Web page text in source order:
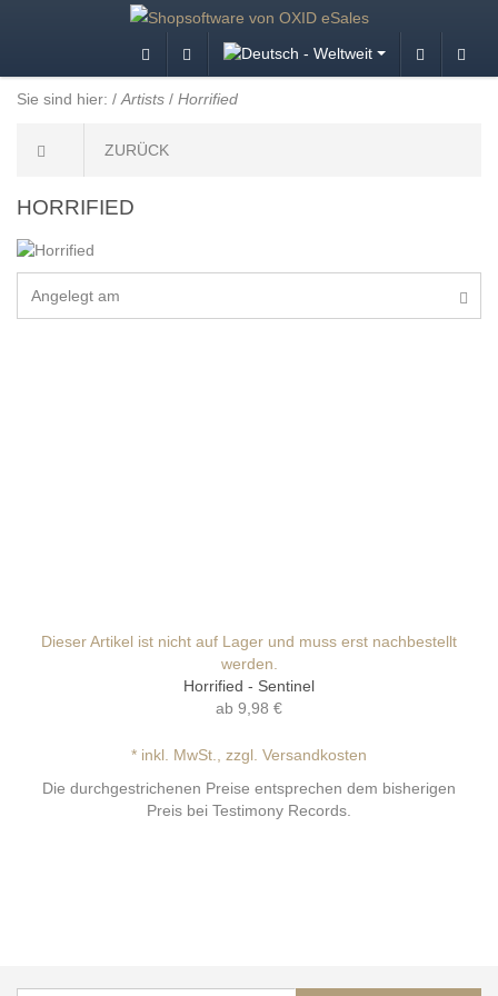
Sie sind hier: / Artists / Horrified
ZURÜCK
HORRIFIED
Angelegt am
Dieser Artikel ist nicht auf Lager und muss erst nachbestellt
werden.
Horrified - Sentinel
ab 9,98 €
* inkl. MwSt., zzgl. Versandkosten
Die durchgestrichenen Preise entsprechen dem bisherigen
Preis bei Testimony Records.